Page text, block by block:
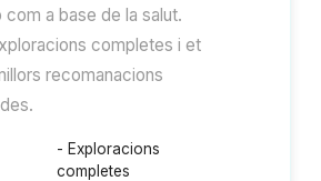
a base de la salut.
completes i et
recomanacions
- Exploracions
completes